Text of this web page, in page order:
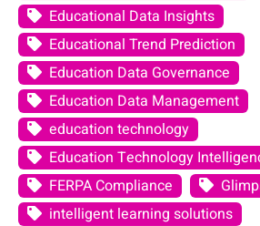
Educational Data Insights
Educational Trend Prediction
Education Data Governance
Education Data Management
education technology
Education Technology
FERPA Compliance
intelligent learning solutions